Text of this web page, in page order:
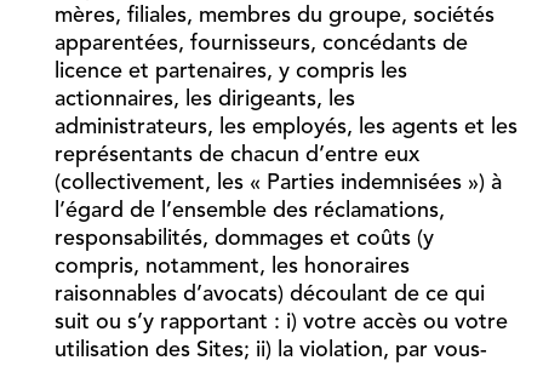
mères, filiales, membres du groupe, sociétés
apparentées, fournisseurs, concédants de
licence et partenaires, y compris les
actionnaires, les dirigeants, les
administrateurs, les employés, les agents et les
représentants de chacun d’entre eux
(collectivement, les « Parties indemnisées ») à
l’égard de l’ensemble des réclamations,
responsabilités, dommages et coûts (y
compris, notamment, les honoraires
raisonnables d’avocats) découlant de ce qui
suit ou s’y rapportant : i) votre accès ou votre
utilisation des Sites; ii) la violation, par vous-